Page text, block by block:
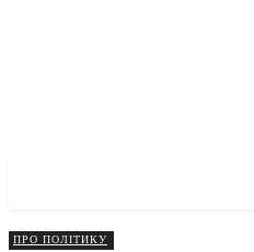
ПРО ПОЛІТИКУ